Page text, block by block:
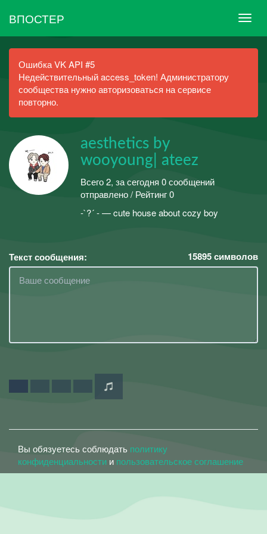
ВПОСТЕР
Ошибка VK API #5
Недействительный access_token! Администратору
сообщества нужно авторизоваться на сервисе
повторно.
aesthetics by
wooyoung| ateez
Всего 2, за сегодня 0 сообщений
отправлено / Рейтинг 0
-`?´ - — cute house about cozy boy
Текст сообщения: 15895символов
Вы обязуетесь соблюдать политику
конфиденциальности и пользовательское соглашение